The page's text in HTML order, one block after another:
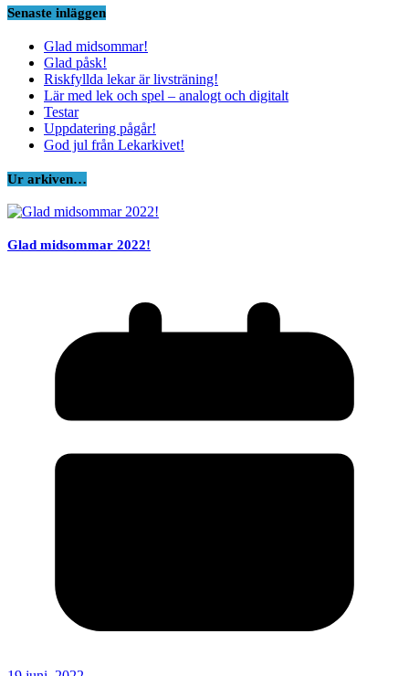
Senaste inläggen
Glad midsommar!
Glad påsk!
Riskfyllda lekar är livsträning!
Lär med lek och spel – analogt och digitalt
Testar
Uppdatering pågår!
God jul från Lekarkivet!
Ur arkiven…
Glad midsommar 2022!